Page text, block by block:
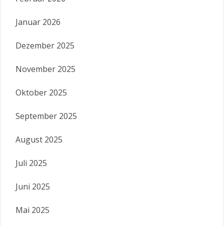
Januar 2026
Dezember 2025
November 2025
Oktober 2025
September 2025
August 2025
Juli 2025
Juni 2025
Mai 2025